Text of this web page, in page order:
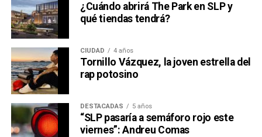
¿Cuándo abrirá The Park en SLP y
qué tiendas tendrá?
CIUDAD 4 años
Tornillo Vázquez, la joven estrella del
rap potosino
DESTACADAS 5 años
“SLP pasaría a semáforo rojo este
viernes”: Andreu Comas